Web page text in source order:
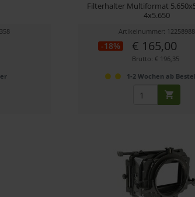
Filterhalter Multiformat
4x5.650
Artikelnummer: 12258988
-18% € 165,00
Brutto: € 196,35
1-2 Wochen ab